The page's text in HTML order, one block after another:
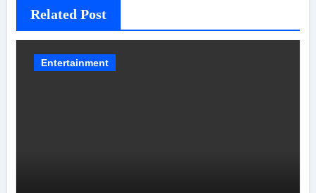
Related Post
Entertainment